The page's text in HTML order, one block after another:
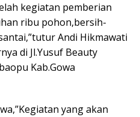
kegiatan pemberian
ribu pohon,bersih-
Andi Hikmawati
di Jl.Yusuf Beauty
Kab.Gowa
yang akan